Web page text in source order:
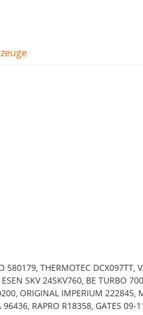
580179, THERMOTEC DCX097TT,
SKV 24SKV760, BE TURBO
ORIGINAL IMPERIUM 222845,
RAPRO R18358, GATES 09-